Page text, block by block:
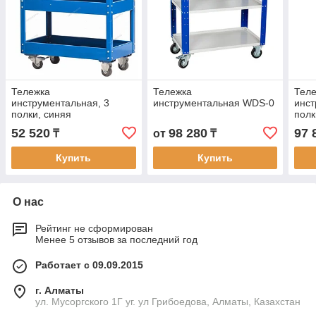
Тележка
инструментальная, 3
полки, синяя
52 520 ₸
Купить
Тележка
инструментальная WDS-0
от 98 280₸
Купить
97
О нас
Рейтинг не сформирован
Менее 5 отзывов за последний год
Работает с 09.09.2015
г. Алматы
ул. Мусоргского 1Г уг. ул Грибоедова, Алматы, Казахстан